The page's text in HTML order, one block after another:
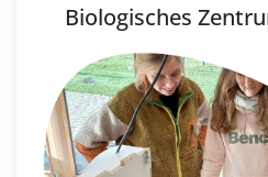
Biologisches